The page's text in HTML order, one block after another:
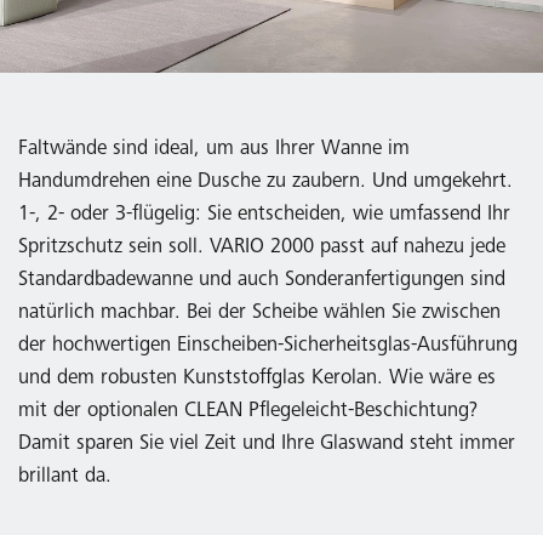
Faltwände sind ideal, um aus Ihrer Wanne im
Handumdrehen eine Dusche zu zaubern. Und umgekehrt.
1-, 2- oder 3-flügelig: Sie entscheiden, wie umfassend Ihr
Spritzschutz sein soll. VARIO 2000 passt auf nahezu jede
Standardbadewanne und auch Sonderanfertigungen sind
natürlich machbar. Bei der Scheibe wählen Sie zwischen
der hochwertigen Einscheiben-Sicherheitsglas-Ausführung
und dem robusten Kunststoffglas Kerolan. Wie wäre es
mit der optionalen CLEAN Pflegeleicht-Beschichtung?
Damit sparen Sie viel Zeit und Ihre Glaswand steht immer
brillant da.